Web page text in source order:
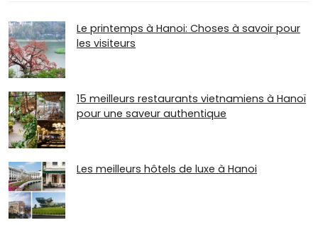
Le printemps à Hanoi: Choses à savoir pour
les visiteurs
15 meilleurs restaurants vietnamiens à Hanoï
pour une saveur authentique
Les meilleurs hôtels de luxe à Hanoi